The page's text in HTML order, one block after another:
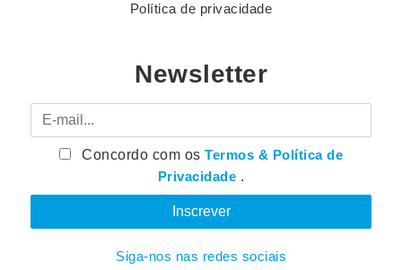
Política de privacidade
Newsletter
E-mail
Concordo com osTermos & Política de
Privacidade .
Siga-nos nas redes sociais